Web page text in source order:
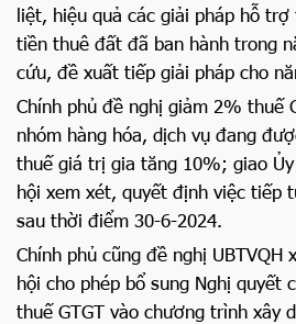
liệt, hiệu quả các giải pháp hỗ
tiền thuê đất đã ban hành trong
cứu, đề xuất tiếp giải pháp cho
Chính phủ đề nghị giảm 2% thuế
nhóm hàng hóa, dịch vụ đang
thuế giá trị gia tăng 10%; giao
hội xem xét, quyết định việc tiếp
sau thời điểm 30-6-2024.
Chính phủ cũng đề nghị UBTVQH
hội cho phép bổ sung Nghị quyết
thuế GTGT vào chương trình xây